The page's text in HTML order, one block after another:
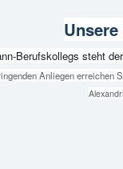
Berufskollegs steht
Anliegen erreichen